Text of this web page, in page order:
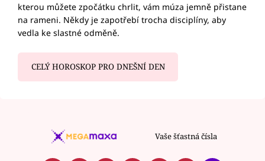
kterou můžete zpočátku chrlit, vám múza jemně přistane
na rameni. Někdy je zapotřebí trocha disciplíny, aby
vedla ke slastné odměně.
CELÝ HOROSKOP PRO DNEŠNÍ DEN
Vaše šťastná čísla